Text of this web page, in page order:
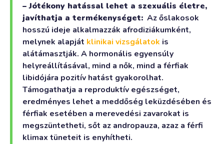
– Jótékony hatással lehet a szexuális életre,
javíthatja a termékenységet: Az őslakosok
hosszú ideje alkalmazzák afrodiziákumként,
melynek alapját klinikai vizsgálatok is
alátámasztják. A hormonális egyensúly
helyreállításával, mind a nők, mind a férfiak
libidójára pozitív hatást gyakorolhat.
Támogathatja a reproduktív egészséget,
eredményes lehet a meddőség leküzdésében és
férfiak esetében a merevedési zavarokat is
megszüntetheti, sőt az andropauza, azaz a férfi
klimax tüneteit is enyhítheti.